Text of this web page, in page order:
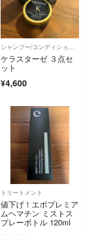
シャンプー/コンディショナーセット
ケラスターゼ ３点セ
ット
¥4,600
トリートメント
値下げ！エポプレミア
ムヘマチン ミストス
プレーボトル 120ml